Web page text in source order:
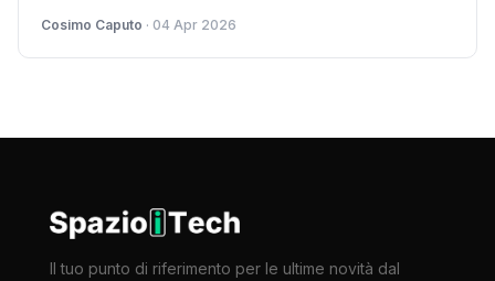
Cosimo Caputo · 04 Apr 2026
Il tuo punto di riferimento per le ultime novità dal